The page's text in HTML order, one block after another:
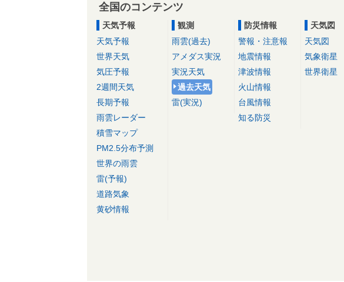
全国のコンテンツ
天気予報
天気予報
世界天気
気圧予報
2週間天気
長期予報
雨雲レーダー
積雪マップ
PM2.5分布予測
世界の雨雲
雷(予報)
道路気象
黄砂情報
観測
雨雲(過去)
アメダス実況
実況天気
過去天気
雷(実況)
防災情報
警報・注意報
地震情報
津波情報
火山情報
台風情報
知る防災
天気図
天気図
気象衛星
世界衛星